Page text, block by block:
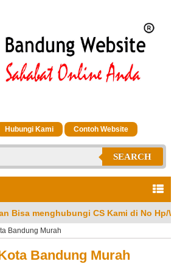
Hubungi Kami Contoh Website
SEARCH
CS Kami di No Hp/Wa:
Bandung Murah
Bandung Murah